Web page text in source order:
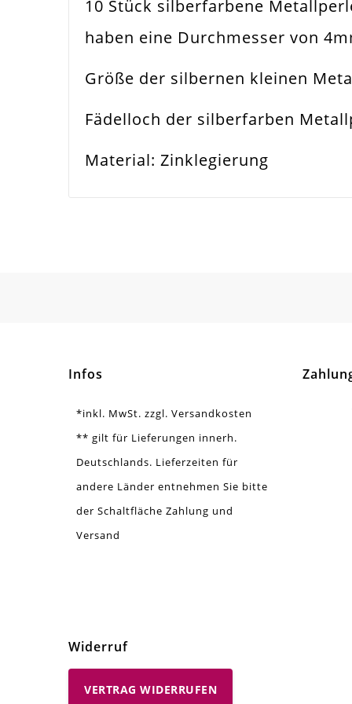
Farbe
Verwendung
Perlengröße
10 Stück silberfarbene
haben eine Durchmesser von
Größe der silbernen kleinen
Fädelloch der silberfarben
Material: Zinklegierung
Infos
*inkl. MwSt. zzgl. Versandkosten
** gilt für Lieferungen innerh.
Deutschlands. Lieferzeiten für
andere Länder entnehmen Sie bitte
der Schaltfläche Zahlung und
Versand
Widerruf
VERTRAG WIDERRUFEN